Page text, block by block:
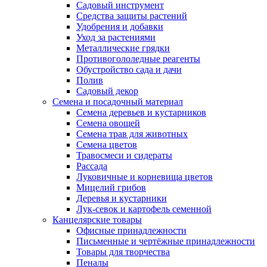
Садовый инструмент
Средства защиты растений
Удобрения и добавки
Уход за растениями
Металлические грядки
Противогололедные реагенты
Обустройство сада и дачи
Полив
Садовый декор
Семена и посадочный материал
Семена деревьев и кустарников
Семена овощей
Семена трав для животных
Семена цветов
Травосмеси и сидераты
Рассада
Луковичные и корневища цветов
Мицелий грибов
Деревья и кустарники
Лук-севок и картофель семенной
Канцелярские товары
Офисные принадлежности
Письменные и чертёжные принадлежности
Товары для творчества
Пеналы